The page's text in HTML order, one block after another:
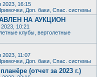
2023, 16:15
Доп. баки, Спас. системы
НА АУКЦИОН
10:21
клубы, вертолетные
2023, 11:07
Доп. баки, Спас. системы
(отчет за 2023 г.)